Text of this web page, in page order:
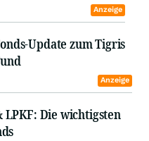
Anzeige
Update zum Tigris
Anzeige
Die wichtigsten